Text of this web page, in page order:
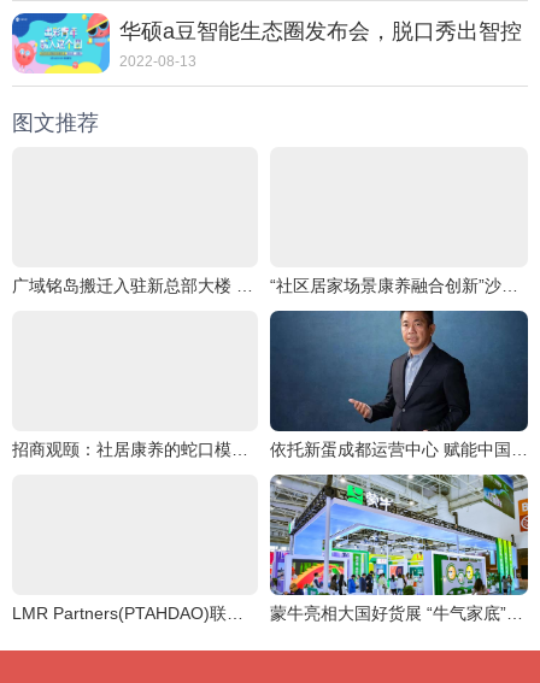
华硕a豆智能生态圈发布会，脱口秀出智控
新体验
2022-08-13
图文推荐